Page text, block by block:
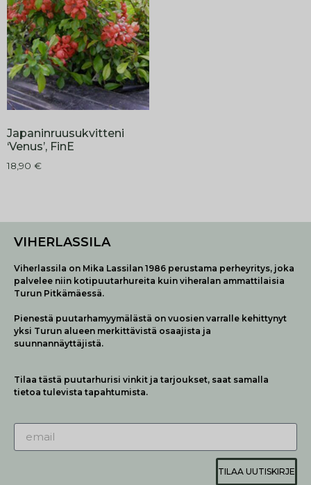
Japaninruusukvitteni
‘Venus’, FinE
18,90 €
VIHERLASSILA
Viherlassila on Mika Lassilan 1986 perustama perheyritys, joka
palvelee niin kotipuutarhureita kuin viheralan ammattilaisia
Turun Pitkämäessä.
Pienestä puutarhamyymälästä on vuosien varralle kehittynyt
yksi Turun alueen merkittävistä osaajista ja
suunnannäyttäjistä.
Tilaa tästä puutarhurisi vinkit ja tarjoukset, saat samalla
tietoa tulevista tapahtumista.
TILAA UUTISKIRJE